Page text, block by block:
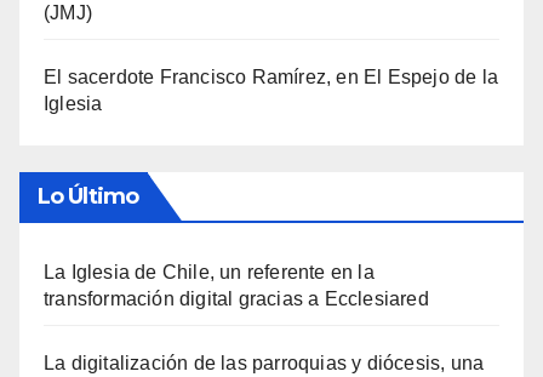
(JMJ)
El sacerdote Francisco Ramírez, en El Espejo de la
Iglesia
Lo Último
La Iglesia de Chile, un referente en la
transformación digital gracias a Ecclesiared
La digitalización de las parroquias y diócesis, una